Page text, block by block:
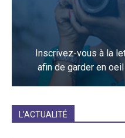
Inscrivez-vous à la
afin de garder en
L'ACTUALITÉ